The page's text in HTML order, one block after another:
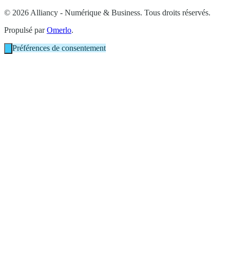
© 2026 Alliancy - Numérique & Business. Tous droits réservés.
Propulsé parOmerlo.
Préférences de consentement